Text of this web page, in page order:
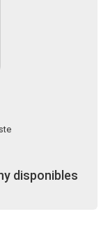
disponibles